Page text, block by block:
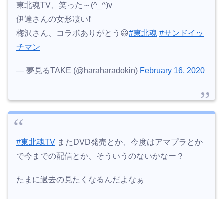
東北魂TV、笑った～(^_^)v
伊達さんの女形凄い❗️
梅沢さん、コラボありがとう😃#東北魂 #サンドイッ
チマン
— 夢見るTAKE (@haraharadokin) February 16, 2020
#東北魂TV またDVD発売とか、今度はアマプラとか
で今までの配信とか、そういうのないかなー？
たまに過去の見たくなるんだよなぁ